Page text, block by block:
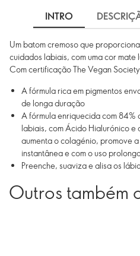
INTRO
Um batom cremoso que
cuidados labiais, com uma cor
Com certificação The Vegan
A fórmula rica em pigmentos
de longa duração
A fórmula enriquecida com 84%
labiais, com Ácido Hialurónico e
aumenta o colagénio, promove
instantânea e com o uso
Preenche, suaviza e alisa os
Outros também